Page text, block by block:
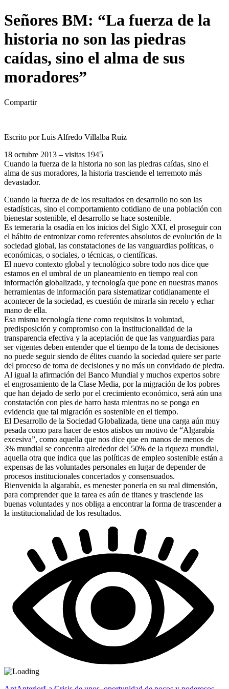
Señores BM: “La fuerza de la
historia no son las piedras
caídas, sino el alma de sus
moradores”
Compartir
Escrito por Luis Alfredo Villalba Ruiz
18 octubre 2013 – visitas 1945
Cuando la fuerza de la historia no son las piedras caídas, sino el
alma de sus moradores, la historia trasciende el terremoto más
devastador.
Cuando la fuerza de de los resultados en desarrollo no son las
estadísticas, sino el comportamiento cotidiano de una población con
bienestar sostenible, el desarrollo se hace sostenible.
Es temeraria la osadía en los inicios del Siglo XXI, el proseguir con
el hábito de entronizar como referentes absolutos de evolución de la
sociedad global, las constataciones de las vanguardias políticas, o
económicas, o sociales, o técnicas, o científicas.
El nuevo contexto global y tecnológico sobre todo nos dice que
estamos en el umbral de un planeamiento en tiempo real con
información globalizada, y tecnología que pone en nuestras manos
herramientas de información para sistematizar cotidianamente el
acontecer de la sociedad, es cuestión de mirarla sin recelo y echar
mano de ella.
Esa misma tecnología tiene como requisitos la voluntad,
predisposición y compromiso con la institucionalidad de la
transparencia efectiva y la aceptación de que las vanguardias para
ser vigentes deben entender que el tiempo de la toma de decisiones
no puede seguir siendo de élites cuando la sociedad quiere ser parte
del proceso de toma de decisiones y no más un convidado de piedra.
Al igual la afirmación del Banco Mundial y muchos expertos sobre
el engrosamiento de la Clase Media, por la migración de los pobres
que han dejado de serlo por el crecimiento económico, será aún una
constatación con pies de barro hasta mientras no se ponga en
evidencia que tal migración es sostenible en el tiempo.
El Desarrollo de la Sociedad Globalizada, tiene una carga aún muy
pesada como para hacer de estos atisbos un motivo de “Algarabía
excesiva”, como aquella que nos dice que en manos de menos de
3% mundial se concentra alrededor del 50% de la riqueza mundial,
aquella otra que indica que las políticas de empleo sostenible están a
expensas de las voluntades personales en lugar de depender de
procesos institucionales concertados y consensuados.
Bienvenida la algarabía, es menester ponerla en su real dimensión,
para comprender que la tarea es aún de titanes y trasciende las
buenas voluntades y nos obliga a encontrar la forma de trascender a
la institucionalidad de los resultados.